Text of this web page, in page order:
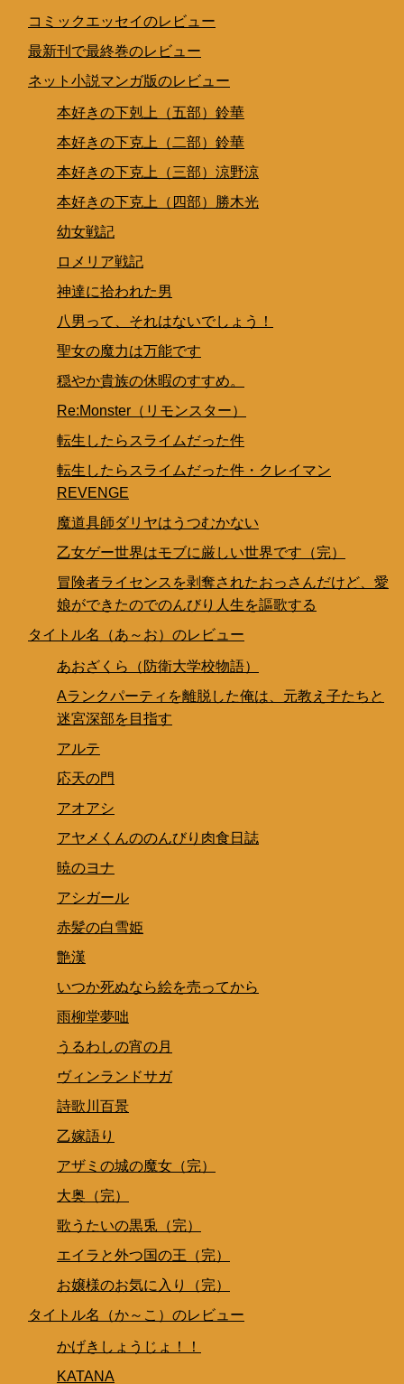
コミックエッセイのレビュー
最新刊で最終巻のレビュー
ネット小説マンガ版のレビュー
本好きの下剋上（五部）鈴華
本好きの下克上（二部）鈴華
本好きの下克上（三部）涼野涼
本好きの下克上（四部）勝木光
幼女戦記
ロメリア戦記
神達に拾われた男
八男って、それはないでしょう！
聖女の魔力は万能です
穏やか貴族の休暇のすすめ。
Re:Monster（リモンスター）
転生したらスライムだった件
転生したらスライムだった件・クレイマン
REVENGE
魔道具師ダリヤはうつむかない
乙女ゲー世界はモブに厳しい世界です（完）
冒険者ライセンスを剥奪されたおっさんだけど、愛
娘ができたのでのんびり人生を謳歌する
タイトル名（あ～お）のレビュー
あおざくら（防衛大学校物語）
Aランクパーティを離脱した俺は、元教え子たちと
迷宮深部を目指す
アルテ
応天の門
アオアシ
アヤメくんののんびり肉食日誌
暁のヨナ
アシガール
赤髪の白雪姫
艶漢
いつか死ぬなら絵を売ってから
雨柳堂夢咄
うるわしの宵の月
ヴィンランドサガ
詩歌川百景
乙嫁語り
アザミの城の魔女（完）
大奥（完）
歌うたいの黒兎（完）
エイラと外つ国の王（完）
お嬢様のお気に入り（完）
タイトル名（か～こ）のレビュー
かげきしょうじょ！！
KATANA